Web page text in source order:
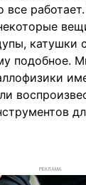
все
катушки
подобное.
РЕКЛАМА